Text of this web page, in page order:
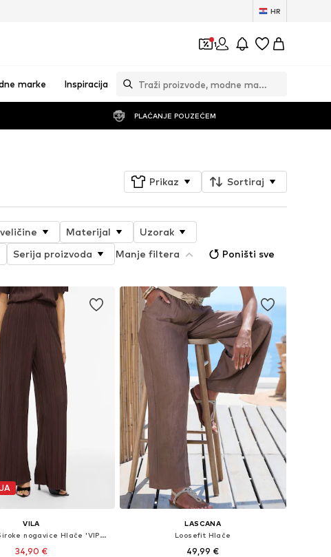
HR
1
marke Inspiracija
PLAĆANJE POUZEĆEM
Prikaz Sortiraj
Materijal
Uzorak
Serija proizvoda Manje filtera Poništi sve
VILA
Wide Leg/ Široke nogavice Hlače 'VIPLisa'
34,90 €
LASCANA
Loosefit Hlače
49,99 €